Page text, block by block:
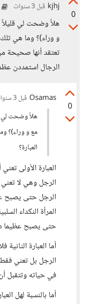
0
kjhj قبل 3 سنوات
هلاً وضحت لي قليلاً
و وراء)؟ وما هي
تعتقد أنها صحيحة
الرجال استمددن
0
Osamas قبل 3 سنوات
هلاً وضحت لي
مع و وراء)؟
العبارة؟
العبارة الأولى
الرجل وهي لا
الرجل حتى يصبح
المرأة النكداء
حتى يصبح عظيما
أما العبارة
الرجل بل تعني
في حياته وتتقبل
أما بالنسبة لهل